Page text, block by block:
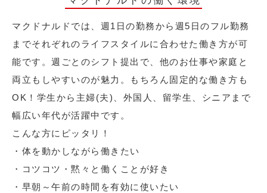
マクドナルドでは、週1日の勤務から週5日のフル勤務
までそれぞれのライフスタイルに合わせた働き方が可
能です。週ごとのシフト提出で、他のお仕事や家庭と
両立もしやすいのが魅力。もちろん固定的な働き方も
OK！学生から主婦(夫)、外国人、留学生、シニアまで
幅広い年代が活躍中です。
こんな方にピッタリ！
・体を動かしながら働きたい
・コツコツ・黙々と働くことが好き
・早朝～午前の時間を有効に使いたい